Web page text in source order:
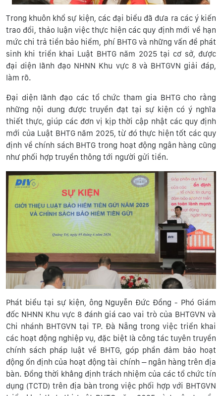
Trong khuôn khổ sự kiện, các đại biểu đã đưa ra các ý kiến
trao đổi, thảo luận việc thực hiện các quy định mới về hạn
mức chi trả tiền bảo hiểm, phí BHTG và những vấn đề phát
sinh khi triển khai Luật BHTG năm 2025 tại cơ sở, được
đại diện lãnh đạo NHNN Khu vực 8 và BHTGVN giải đáp,
làm rõ.
Đại diện lãnh đạo các tổ chức tham gia BHTG cho rằng
những nội dung được truyền đạt tại sự kiện có ý nghĩa
thiết thực, giúp các đơn vị kịp thời cập nhật các quy định
mới của Luật BHTG năm 2025, từ đó thực hiện tốt các quy
định về chính sách BHTG trong hoạt động ngân hàng cũng
như phối hợp truyền thông tới người gửi tiền.
Phát biểu tại sự kiện, ông Nguyễn Đức Đồng - Phó Giám
đốc NHNN Khu vực 8 đánh giá cao vai trò của BHTGVN và
Chi nhánh BHTGVN tại TP. Đà Nẵng trong việc triển khai
các hoạt động nghiệp vụ, đặc biệt là công tác tuyên truyền
chính sách pháp luật về BHTG, góp phần đảm bảo hoạt
động ổn định của hoạt động tài chính – ngân hàng trên địa
bàn. Đồng thời khẳng định trách nhiệm của các tổ chức tín
dụng (TCTD) trên địa bàn trong việc phối hợp với BHTGVN